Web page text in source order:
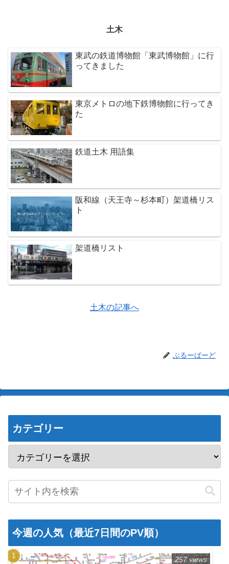
土木
東武の鉄道博物館「東武博物館」に行
ってきました
東京メトロの地下鉄博物館に行ってき
た
鉄道土木 用語集
阪和線（天王寺～杉本町）架道橋リス
ト
架道橋リスト
土木の記事へ
ぶるーばーど
カテゴリー
今週の人気（最近7日間のPV順）
257 views